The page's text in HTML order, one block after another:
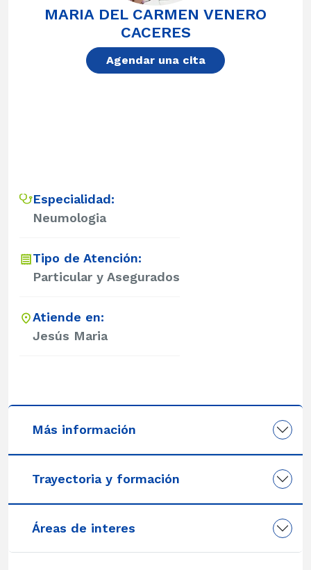
MARIA DEL CARMEN VENERO
CACERES
Agendar una cita
Especialidad:
Neumologia
Tipo de Atención:
Particular y Asegurados
Atiende en:
Jesús Maria
Más información
Trayectoria y formación
Áreas de interes